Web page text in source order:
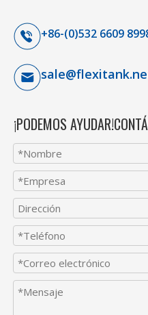
+86-(0)532 6609
¡PODEMOS